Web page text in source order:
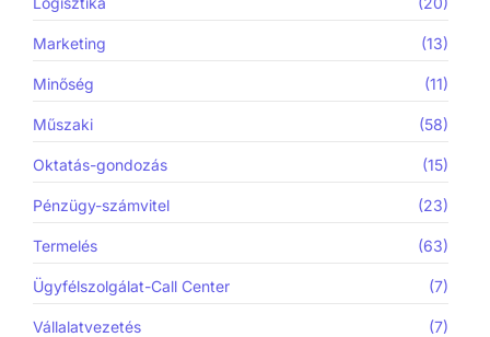
Marketing (13)
Minőség (11)
Műszaki (58)
Oktatás-gondozás (15)
Pénzügy-számvitel (23)
Termelés (63)
Ügyfélszolgálat-Call Center (7)
Vállalatvezetés (7)